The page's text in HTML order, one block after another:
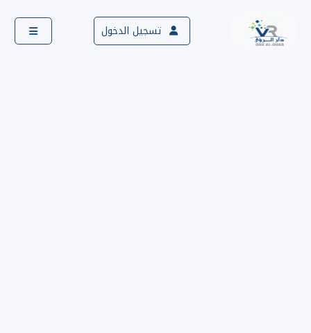
تسجيل الدخول